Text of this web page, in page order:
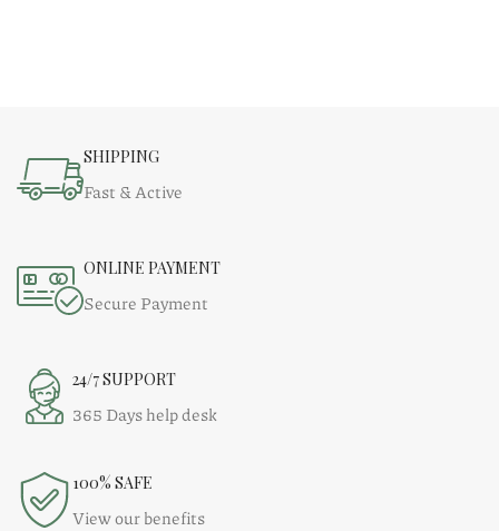
SHIPPING
Fast & Active
ONLINE PAYMENT
Secure Payment
24/7 SUPPORT
365 Days help desk
100% SAFE
View our benefits